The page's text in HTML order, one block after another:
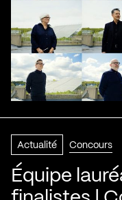
Actualité Concours
Équipe